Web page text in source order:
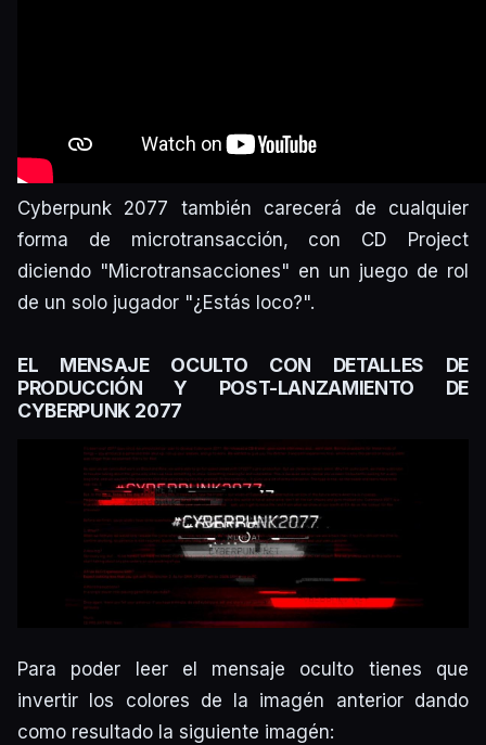
Cyberpunk 2077 también carecerá de cualquier
forma de microtransacción, con CD Project
diciendo "Microtransacciones" en un juego de rol
de un solo jugador "¿Estás loco?".
EL MENSAJE OCULTO CON DETALLES DE
PRODUCCIÓN Y POST-LANZAMIENTO DE
CYBERPUNK 2077
Para poder leer el mensaje oculto tienes que
invertir los colores de la imagén anterior dando
como resultado la siguiente imagén: